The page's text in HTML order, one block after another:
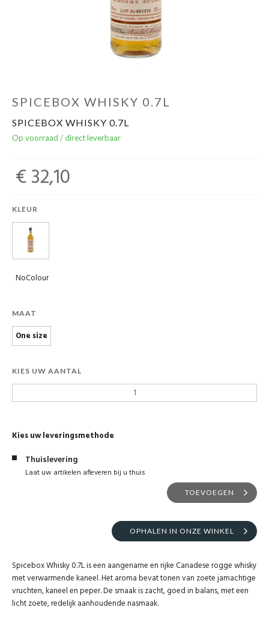
Geels Witteke De Maan's Jenever
SPICEBOX WHISKY 0.7L
SPICEBOX WHISKY 0.7L
Op voorraad / direct leverbaar
€ 32,10
KLEUR
NoColour
MAAT
One size
KIES UW AANTAL
Kies uw leveringsmethode
Thuislevering
Laat uw artikelen afleveren bij u thuis
TOEVOEGEN
OPHALEN IN ONZE WINKEL
Spicebox Whisky 0.7L is een aangename en rijke Canadese rogge whisky
met verwarmende kaneel. Het aroma bevat tonen van zoete jamachtige
vruchten, kaneel en peper. De smaak is zacht, goed in balans, met een
licht zoete, redelijk aanhoudende nasmaak.